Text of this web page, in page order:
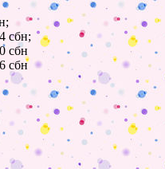
сбн;
сбн
сбн